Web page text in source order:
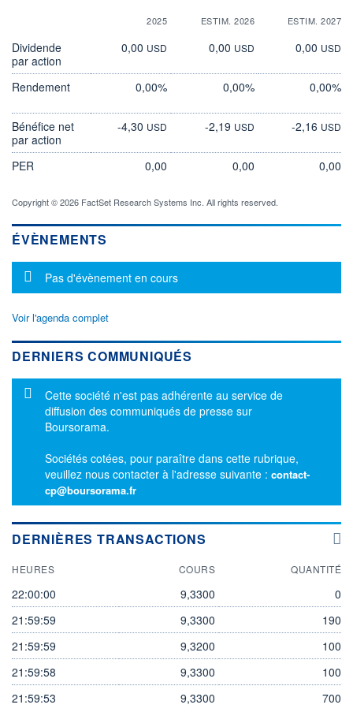
2025 ESTIM. 2026 ESTIM. 2027
Dividende
par action
0,00 USD 0,00 USD 0,00 USD
Rendement 0,00% 0,00% 0,00%
Bénéfice net
par action
-4,30 USD -2,19 USD -2,16 USD
PER 0,00 0,00 0,00
Copyright © 2026 FactSet Research Systems Inc. All rights reserved.
ÉVÈNEMENTS
Message d'information
Pas d'évènement en cours
Voir l'agenda complet
DERNIERS COMMUNIQUÉS
Message d'information
Cette société n'est pas adhérente au service de
diffusion des communiqués de presse sur
Boursorama.
Sociétés cotées, pour paraître dans cette rubrique,
veuillez nous contacter à l'adresse suivante : contact-
cp@boursorama.fr
DERNIÈRES TRANSACTIONS
HEURES COURS QUANTITÉ
22:00:00 9,3300
0
21:59:59
9,3300
190
21:59:59
9,3200
100
21:59:58
9,3300
100
21:59:53
9,3300 700